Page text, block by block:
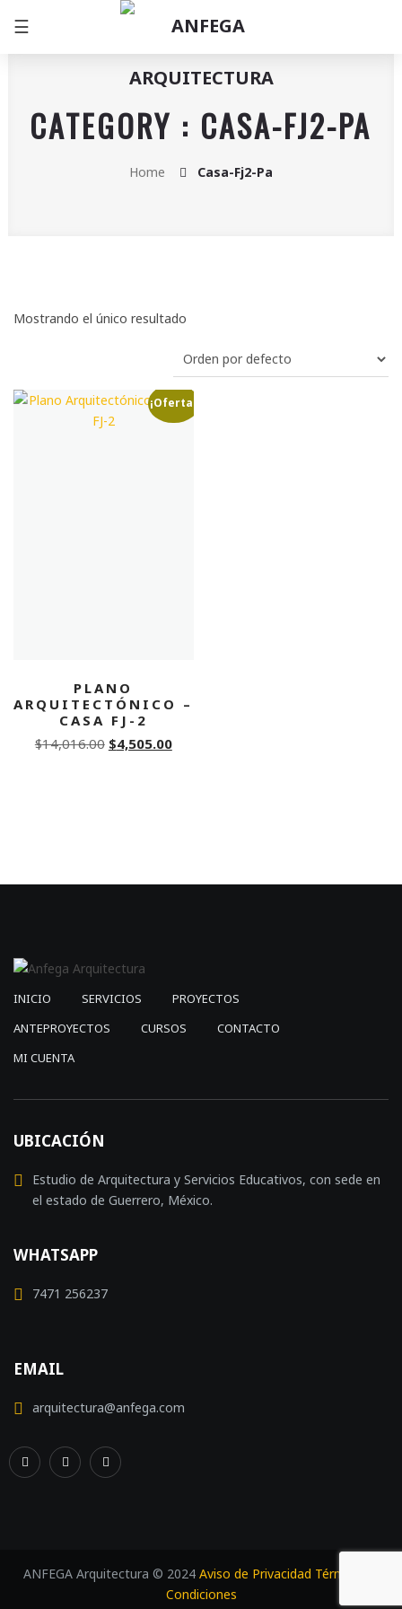
☰
CATEGORY : CASA-FJ2-PA
Home Casa-Fj2-Pa
Mostrando el único resultado
¡Oferta!
PLANO
ARQUITECTÓNICO –
CASA FJ-2
$14,016.00 Original
$4,505.00Current
INICIO SERVICIOS
PROYECTOS
ANTEPROYECTOS
CURSOS
CONTACTO
MI CUENTA
UBICACIÓN
Estudio de Arquitectura y Servicios Educativos, con sede en
el estado de Guerrero, México.
WHATSAPP
7471 256237
EMAIL
arquitectura@anfega.com
ANFEGA Arquitectura © 2024 Aviso de Privacidad Términos y
Condiciones